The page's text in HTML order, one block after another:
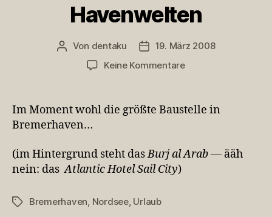
Havenwelten
Beitragsautor
Von dentaku Veröffentlichungsdatum
19. März 2008
Keine Kommentarezu
Im Moment wohl die größte Baustelle in
Bremerhaven…
(im Hintergrund steht dasBurj al Arab— ääh
nein: dasAtlantic Hotel Sail City)
Schlagwörter
Bremerhaven Nordsee, Urlaub